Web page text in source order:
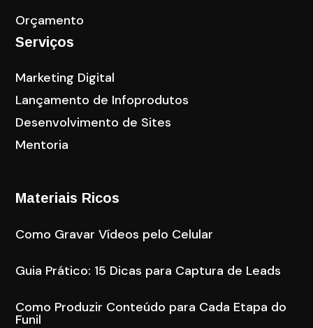
Orçamento
Serviços
Marketing Digital
Lançamento de Infoprodutos
Desenvolvimento de Sites
Mentoria
Materiais Ricos
Como Gravar Vídeos pelo Celular
Guia Prático: 15 Dicas para Captura de Leads
Como Produzir Conteúdo para Cada Etapa do
Funil